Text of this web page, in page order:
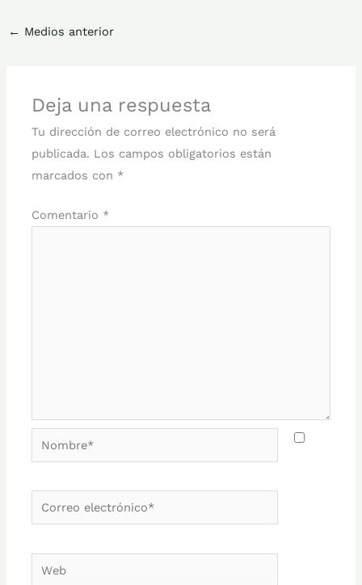
← Medios anterior
Deja una respuesta
Tu dirección de correo electrónico no será
publicada. Los campos obligatorios están
marcados con *
Comentario *
Nombre*
Correo
electrónico*
Web